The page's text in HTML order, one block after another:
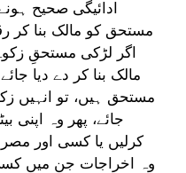
ادائیگی صحیح
مستحق کو مالک بنا کر
اگر لڑکی مستحقِ
مالک بنا کر دے دیا
مستحق ہیں، تو انہیں
جائے، پھر وہ اپنی
کرلیں یا کسی اور
وہ اخراجات جن میں کسی